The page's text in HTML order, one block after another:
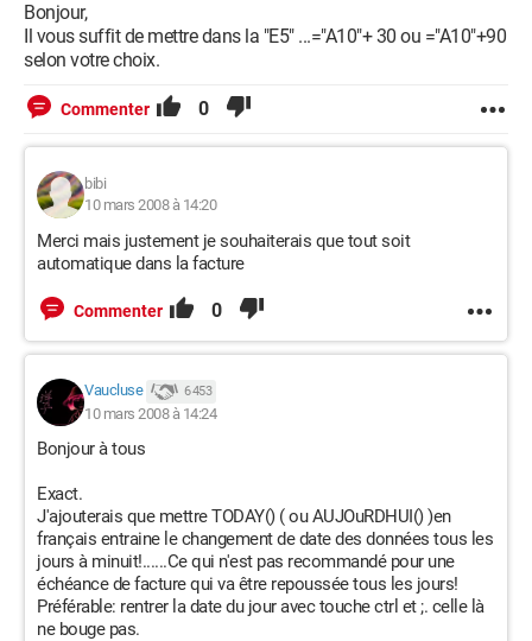
Bonjour,
Il vous suffit de mettre dans la "E5" ...="A10"+ 30 ou ="A10"+90
selon votre choix.
Commenter 0
bibi
10 mars 2008 à 14:20
Merci mais justement je souhaiterais que tout soit
automatique dans la facture
Commenter 0
Vaucluse 6 453
10 mars 2008 à 14:24
Bonjour à tous
Exact.
J'ajouterais que mettre TODAY() ( ou AUJOuRDHUI() )en
français entraine le changement de date des données tous les
jours à minuit!......Ce qui n'est pas recommandé pour une
échéance de facture qui va être repoussée tous les jours!
Préférable: rentrer la date du jour avec touche ctrl et ;. celle là
ne bouge pas.